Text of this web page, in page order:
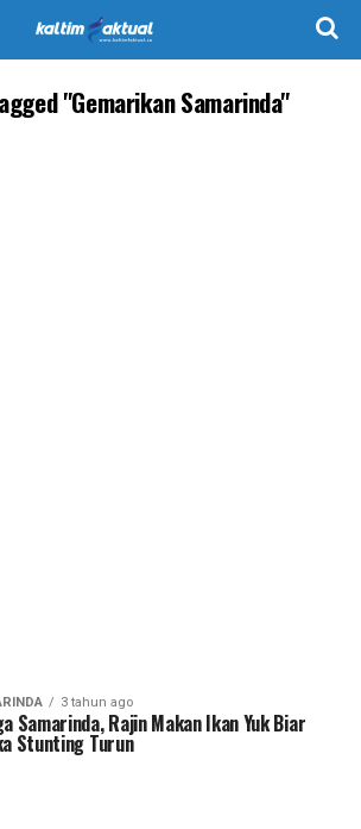
"Gemarikan Samarinda"
3 tahun ago
Samarinda, Rajin Makan Ikan Yuk Biar
Stunting Turun